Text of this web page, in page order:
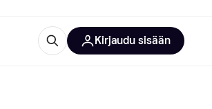
Kirjaudu sisään